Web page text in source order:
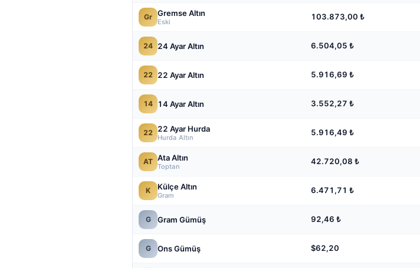
Gr Gremse Altın
Eski
103.873,00 ₺
24 24 Ayar Altın 6.504,05 ₺
22 22 Ayar Altın 5.916,69 ₺
14 14 Ayar Altın 3.552,27 ₺
22 22 Ayar Hurda
Hurda Altın
5.916,49 ₺
AT Ata Altın
Toptan
42.720,08 ₺
K Külçe Altın
Gram
6.471,71 ₺
G Gram Gümüş 92,46 ₺
G Ons Gümüş $62,20